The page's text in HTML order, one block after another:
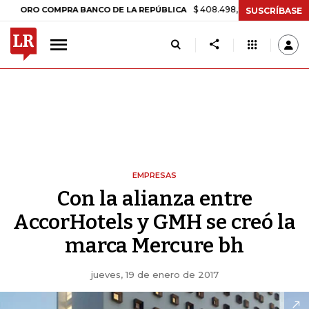
COMPRA BANCO DE LA REPÚBLICA $ 408.498,97 +$ 8.753,81 +2,19%
SUSCRÍBASE
EMPRESAS
Con la alianza entre
AccorHotels y GMH se creó la
marca Mercure bh
jueves, 19 de enero de 2017